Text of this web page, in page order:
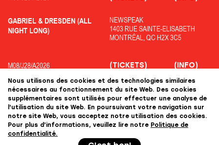
GABRIEL & DRESDEN (ALL
NIGHT LONG)
NEWSPEAK
1403 RUE SAINTE-ELISABETH
MONTRÉAL, QC H2X 3C5
M08/J28/A2026
ADRIATIQUE
COLYN
KOLOPHANE
OFF PIKNIC
PARC JEAN-DRAPEAU
MONTRÉAL, QC H3C 1A9
(TICKETS) (INFO)
+++
Nous utilisons des cookies et des technologies similaires
nécessaires au fonctionnement du site Web. Des cookies
supplémentaires sont utilisés pour effectuer une analyse de
l'utilisation du site Web. En poursuivant votre navigation sur
notre site Web, vous acceptez notre utilisation des cookies.
Pour plus d’informations, veuillez lire notre Politique de
confidentialité.